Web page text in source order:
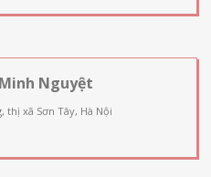
Nguyệt
thị xã Sơn Tây, Hà Nội